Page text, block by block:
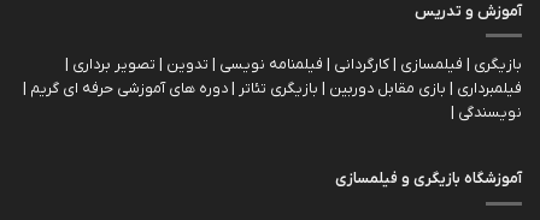
آموزش و تدریس
بازیگری | فیلمسازی | کارگردانی | فیلمنامه نویسی | تدوین | تصویر برداری |
فیلمبرداری | بازی مقابل دوربین | بازیگري تئاتر | دوره های آموزشی حرفه ای گریم |
نویسندگی |
آموزشگاه بازیگری و فیلمسازی